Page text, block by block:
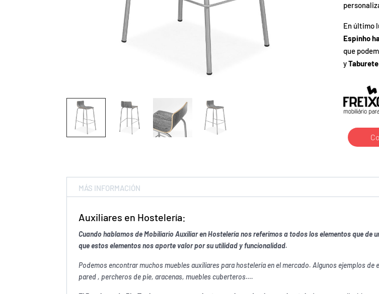
En último
Espinho
que
y
MÁS INFORMACIÓN
Auxiliares en Hostelería:
Cuando hablamos de Mobiliario Auxiliar en Hostelería nos referimos a todos los elementos que
que estos elementos nos aporte valor por su utilidad y funcionalidad.
Podemos encontrar muchos muebles auxiliares para hostelería en el mercado. Algunos ejemplos
pared , percheros de pie, aracenas, muebles cuberteros….